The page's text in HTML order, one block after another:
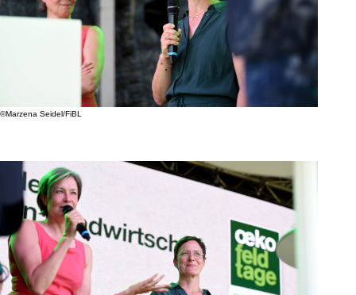
©Marzena Seidel/FiBL